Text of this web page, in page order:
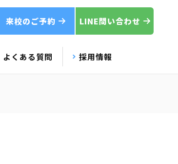
来校のご予約 LINE問い合わせ
よくある質問 採用情報